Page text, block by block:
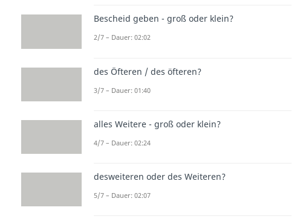
Bescheid geben - groß oder klein?
2/7 – Dauer: 02:02
des Öfteren / des öfteren?
3/7 – Dauer: 01:40
alles Weitere - groß oder klein?
4/7 – Dauer: 02:24
desweiteren oder des Weiteren?
5/7 – Dauer: 02:07